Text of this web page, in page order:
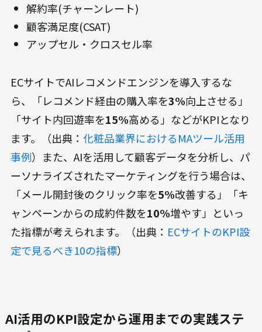
解約率(チャーンレート)
顧客満足度(CSAT)
アップセル・クロスセル率
ECサイトでAIレコメンドエンジンを導入するな
ら、「レコメンド経由の購入率を3%向上させる」
「サイト内回遊率を15%高める」などがKPIとなり
ます。（出典： 化粧品業界におけるMAツール活用
事例）また、AIを活用して顧客データを分析し、パ
ーソナライズされたマーケティングを行う場合は、
「メール開封後のクリック率を5%改善する」「キ
ャンペーンからの成約件数を10%増やす」といっ
た指標が考えられます。（出典： ECサイトのKPI設
定で見るべき10の指標）
AI活用のKPI設定から運用までの実践ステ